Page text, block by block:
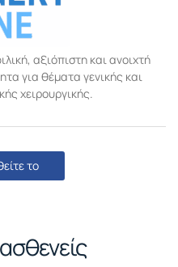
αξιόπιστη και ανοιχτή
για θέματα γενικής και
χειρουργικής.
το